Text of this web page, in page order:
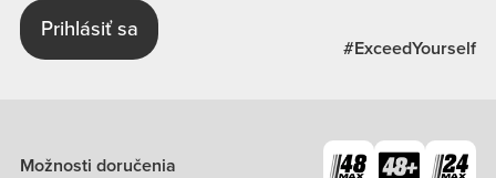
Prihlásiť sa
#ExceedYourself
Možnosti doručenia